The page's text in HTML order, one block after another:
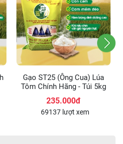
Gạo ST25 (Ông Cua) Lúa
Tôm Chính Hãng Cao Cấp -
Hộp 2kg
116.000đ
59788 lượt xem